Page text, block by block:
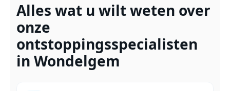
Alles wat u wilt weten over
onze
ontstoppingsspecialisten
in Wondelgem